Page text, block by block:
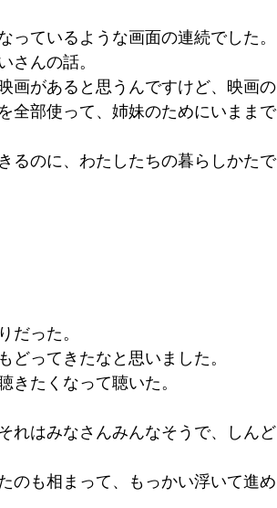
ているような画面の連続でした。
んの話。
画があると思うんですけど、映画の
全部使って、姉妹のためにいままで
るのに、わたしたちの暮らしかたで
った。
ってきたなと思いました。
たくなって聴いた。
れはみなさんみんなそうで、しんど
のも相まって、もっかい浮いて進め